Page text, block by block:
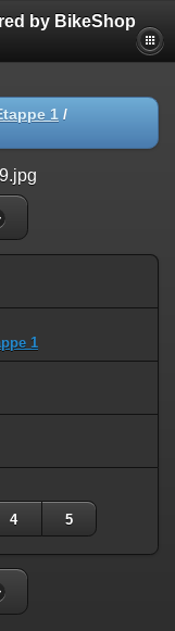
by BikeShop
1 /
1
4 5